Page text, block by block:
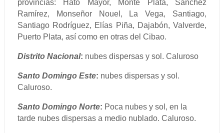
provincias: Hato Mayor, Monte Plata, Sánchez
Ramírez, Monseñor Nouel, La Vega, Santiago,
Santiago Rodríguez, Elías Piña, Dajabón, Valverde,
Puerto Plata, así como en otras del Cibao.
Distrito Nacional: nubes dispersas y sol. Caluroso
Santo Domingo Este: nubes dispersas y sol.
Caluroso.
Santo Domingo Norte: Poca nubes y sol, en la
tarde nubes dispersas a medio nublado. Caluroso.